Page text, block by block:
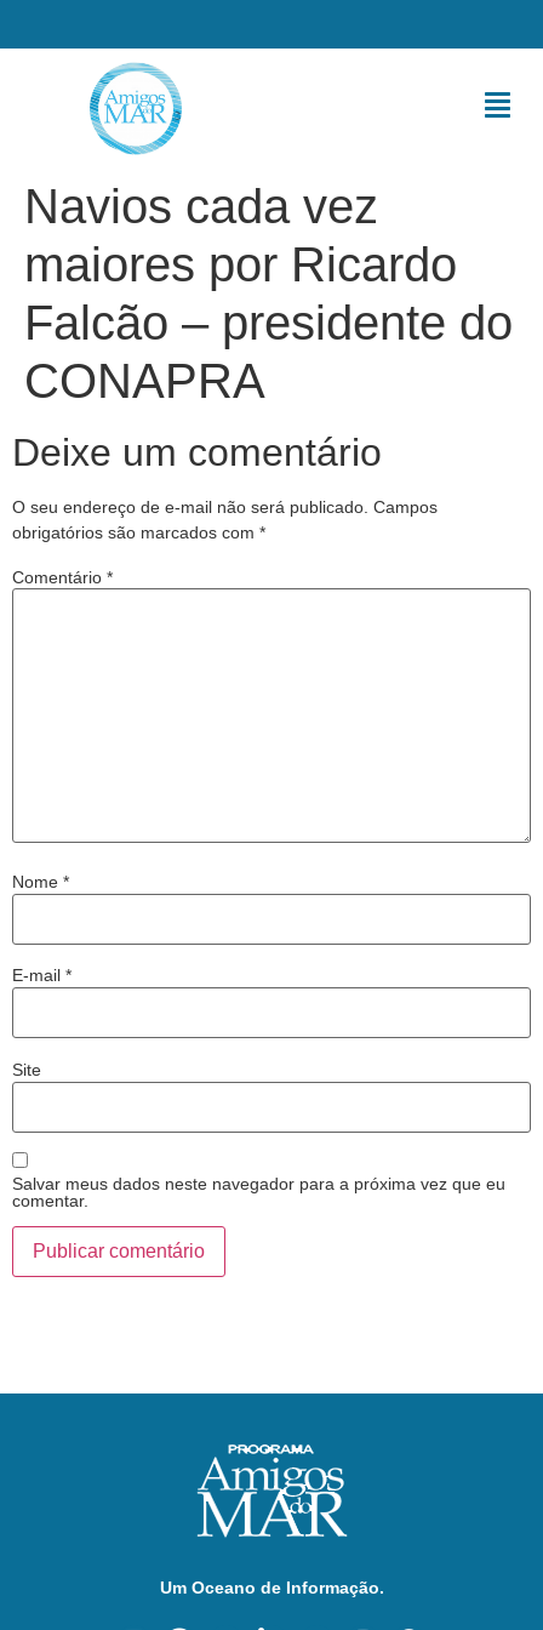
Navios cada vez
maiores por Ricardo
Falcão – presidente do
CONAPRA
Deixe um comentário
O seu endereço de e-mail não será publicado. Campos
obrigatórios são marcados com *
Comentário *
Nome *
E-mail *
Site
Salvar meus dados neste navegador para a próxima vez que eu
comentar.
Um Oceano de Informação.